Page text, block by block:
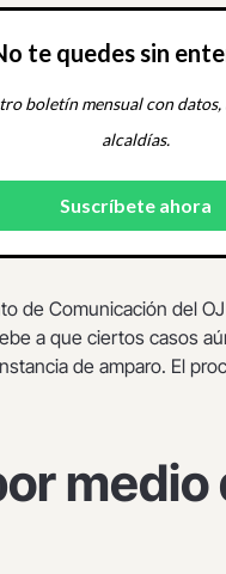
te quedes sin
boletín mensual con
alcaldías.
de Comunicación del
a que ciertos casos
de amparo. El
medio